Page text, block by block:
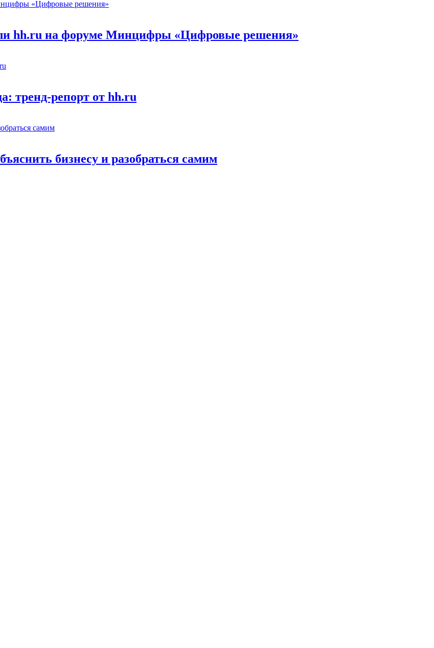
hh.ru на форуме Минцифры «Цифровые решения»
тренд-репорт от hh.ru
бизнесу и разобраться самим